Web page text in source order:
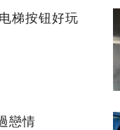
梯按钮好玩
戀情